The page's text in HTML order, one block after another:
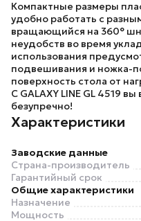
Компактные размеры
удобно работать с
вращающийся на 360°
неудобств во время
использования
подвешивания и ножка-
поверхность стола от
С GALAXY LINE GL 4519 вы
безупречно!
Характеристики
Заводские данные
Страна-производитель
Гарантийный срок
Общие характеристики
Назначение
Мощность